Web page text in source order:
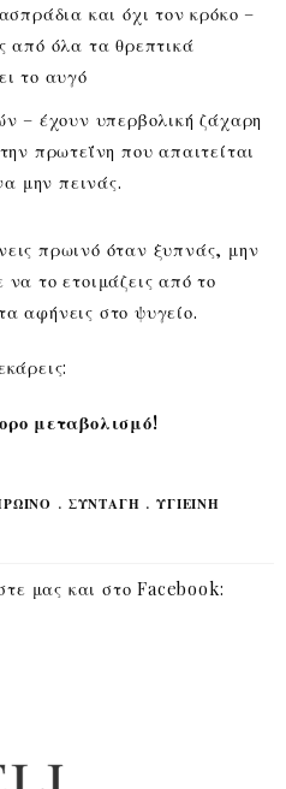
και όχι τον κρόκο –
από όλα τα θρεπτικά
το αυγό
– έχουν υπερβολική ζάχαρη
πρωτεΐνη που απαιτείται
μην πεινάς.
πρωινό όταν ξυπνάς, μην
το ετοιμάζεις από το
αφήνεις στο ψυγείο.
μεταβολισμό!
ΣΥΝΤΑΓΗ
ΥΓΙΕΙΝΗ
μας και στο Facebook: